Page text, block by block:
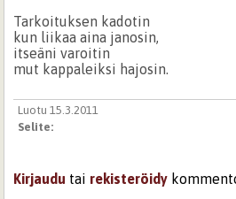
Tarkoituksen kadotin
kun liikaa aina janosin,
itseäni varoitin
mut kappaleiksi hajosin.
Luotu 15.3.2011
Selite:
Kirjaudu tai rekisteröidy